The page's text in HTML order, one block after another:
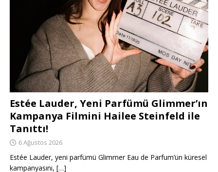
Estée Lauder, Yeni Parfümü Glimmer’ın
Kampanya Filmini Hailee Steinfeld ile
Tanıttı!
6 Ağustos 2026
Estée Lauder, yeni parfümü Glimmer Eau de Parfum’ün küresel
kampanyasını, […]